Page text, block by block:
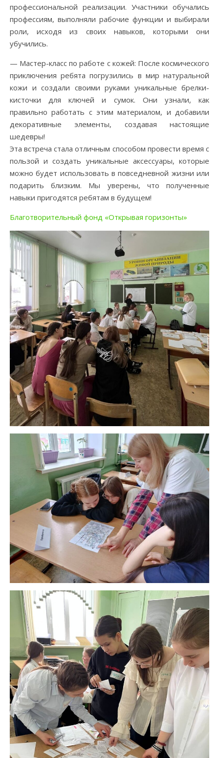
профессиональной реализации. Участники обучались
профессиям, выполняли рабочие функции и выбирали
роли, исходя из своих навыков, которыми они
убучились.
— Мастер-класс по работе с кожей: После космического
приключения ребята погрузились в мир натуральной
кожи и создали своими руками уникальные брелки-
кисточки для ключей и сумок. Они узнали, как
правильно работать с этим материалом, и добавили
декоративные элементы, создавая настоящие
шедевры!
Эта встреча стала отличным способом провести время с
пользой и создать уникальные аксессуары, которые
можно будет использовать в повседневной жизни или
подарить близким. Мы уверены, что полученные
навыки пригодятся ребятам в будущем!
Благотворительный фонд «Открывая горизонты»